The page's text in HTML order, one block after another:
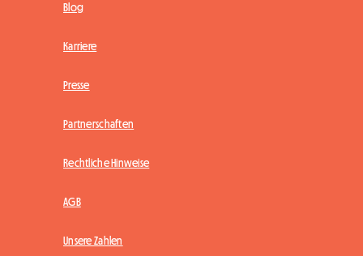
Blog
Karriere
Presse
Partnerschaften
Rechtliche Hinweise
AGB
Unsere Zahlen